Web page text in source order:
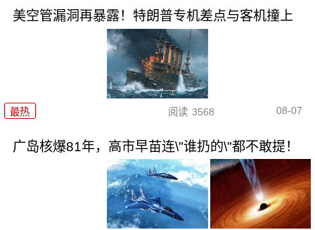
美空管漏洞再暴露！特朗普专机差点与客机撞上
最热 阅读 3568 08-07
广岛核爆81年，高市早苗连\"谁扔的\"都不敢提！